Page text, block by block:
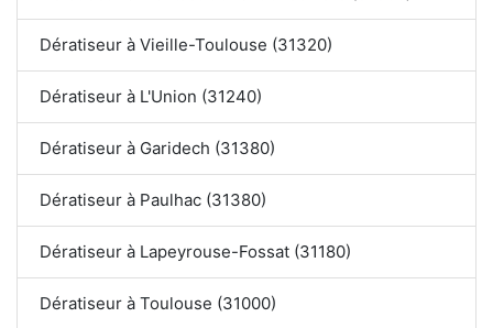
Dératiseur à Vieille-Toulouse (31320)
Dératiseur à L'Union (31240)
Dératiseur à Garidech (31380)
Dératiseur à Paulhac (31380)
Dératiseur à Lapeyrouse-Fossat (31180)
Dératiseur à Toulouse (31000)